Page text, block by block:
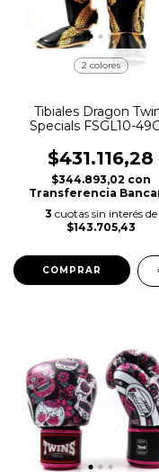
2 colores
Tibiales Dragon
Specials FSGL10-
$431.116,28
$344.893,02 con
Transferencia
3 cuotas sin interés de
$143.705,43
COMPRAR